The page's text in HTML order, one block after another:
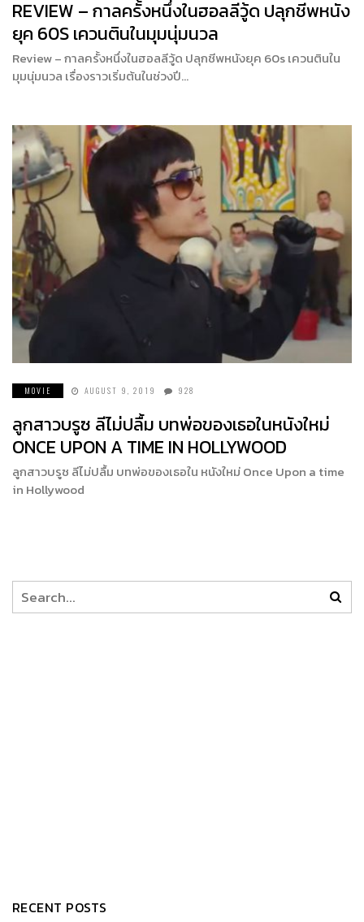
REVIEW – กาลครั้งหนึ่งในฮอลลีวู้ด ปลุกชีพหนัง
ยุค 60S เควนตินในมุมนุ่มนวล
Review – กาลครั้งหนึ่งในฮอลลีวู้ด ปลุกชีพหนังยุค 60s เควนตินใน
มุมนุ่มนวล เรื่องราวเริ่มต้นในช่วงปี…
MOVIE AUGUST 9, 2019 928
ลูกสาวบรูซ ลีไม่ปลื้ม บทพ่อของเธอในหนังใหม่
ONCE UPON A TIME IN HOLLYWOOD
ลูกสาวบรูซ ลีไม่ปลื้ม บทพ่อของเธอใน หนังใหม่ Once Upon a time
in Hollywood
RECENT POSTS